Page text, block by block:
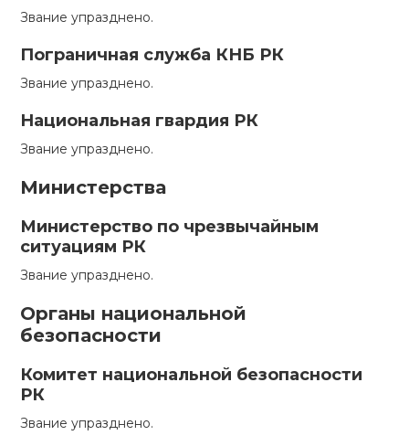
Звание упразднено.
Пограничная служба КНБ РК
Звание упразднено.
Национальная гвардия РК
Звание упразднено.
Министерства
Министерство по чрезвычайным
ситуациям РК
Звание упразднено.
Органы национальной
безопасности
Комитет национальной безопасности
РК
Звание упразднено.